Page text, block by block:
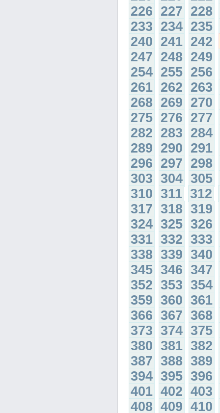
226 227 228
233 234 235
240 241 242
247 248 249
254 255 256
261 262 263
268 269 270
275 276 277
282 283 284
289 290 291
296 297 298
303 304 305
310 311 312
317 318 319
324 325 326
331 332 333
338 339 340
345 346 347
352 353 354
359 360 361
366 367 368
373 374 375
380 381 382
387 388 389
394 395 396
401 402 403
408 409 410